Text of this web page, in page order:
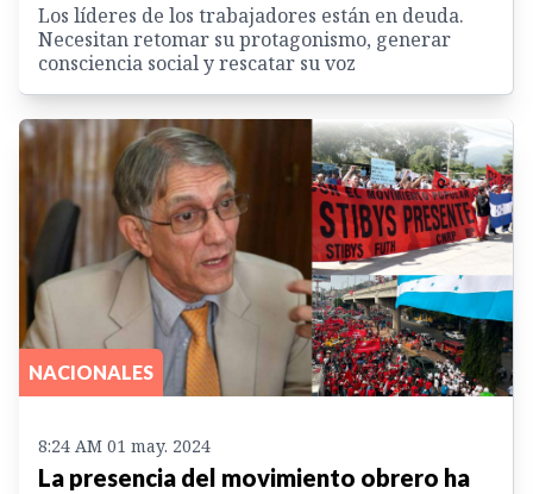
Los líderes de los trabajadores están en deuda.
Necesitan retomar su protagonismo, generar
consciencia social y rescatar su voz
NACIONALES
8:24 AM 01 may. 2024
La presencia del movimiento obrero ha